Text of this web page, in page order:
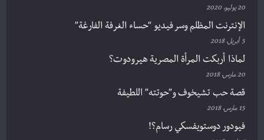
20 يوليو، 2020
الإنترنت المظلم وسر فيديو “حساء الغرفة الفارغة”
5 أبريل، 2018
لماذا أربكت المرأة المصرية هيرودوت؟
20 مارس، 2018
قصة حب تشيخوف و”حوتته” اللطيفة
15 مارس، 2018
فيودور دوستويفسكي رسام؟!